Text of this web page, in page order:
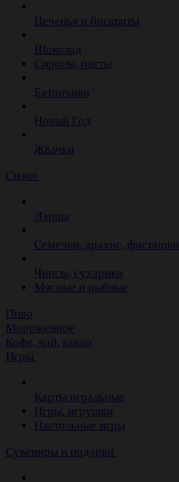
Печенья и бисквиты
Шоколад
Сиропы, пасты
Батончики
Новый Год
Жвачки
Снэки
Лапша
Семечки, арахис, фисташки
Чипсы, сухарики
Мясные и рыбные
Пиво
Мороженное
Кофе, чай, какао
Игры
Карты игральные
Игры, игрушки
Настольные игры
Сувениры и подарки